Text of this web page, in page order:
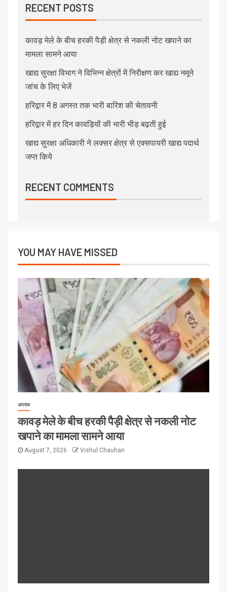
RECENT POSTS
कावड़ मेले के बीच हरकी पैड़ी क्षेत्र से नकली नोट खपाने का
मामला सामने आया
खाद्य सुरक्षा विभाग ने विभिन्न क्षेत्रों में निरीक्षण कर खाद्य नमूने
जांच के लिए भेजें
हरिद्वार में 8 अगस्त तक भारी बारिश की चेतावनी
हरिद्वार में हर दिन कावड़ियों की भारी भीड़ बढ़ती हुई
खाद्य सुरक्षा अधिकारी ने लक्सर क्षेत्र से एक्सपायरी खाद्य पदार्थ
जप्त किये
RECENT COMMENTS
YOU MAY HAVE MISSED
अपराध
कावड़ मेले के बीच हरकी पैड़ी क्षेत्र से नकली नोट
खपाने का मामला सामने आया
August 7, 2026 Vishul Chauhan